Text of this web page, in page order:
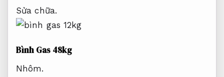
Sửa chữa.
Bình Gas 48kg
Nhôm.